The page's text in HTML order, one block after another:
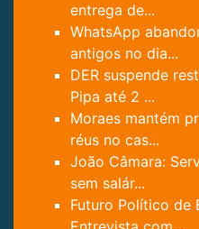
entrega de...
WhatsApp
antigos no dia...
DER suspende
Pipa até 2 ...
Moraes mantém
réus no cas...
João Câmara:
sem salár...
Futuro Político de